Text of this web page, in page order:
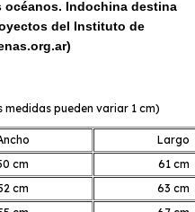
Indochina destina
del Instituto de
medidas pueden variar 1 cm)
Largo
cm
61 cm
cm
63 cm